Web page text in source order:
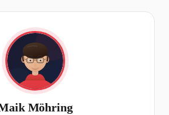
Möhring